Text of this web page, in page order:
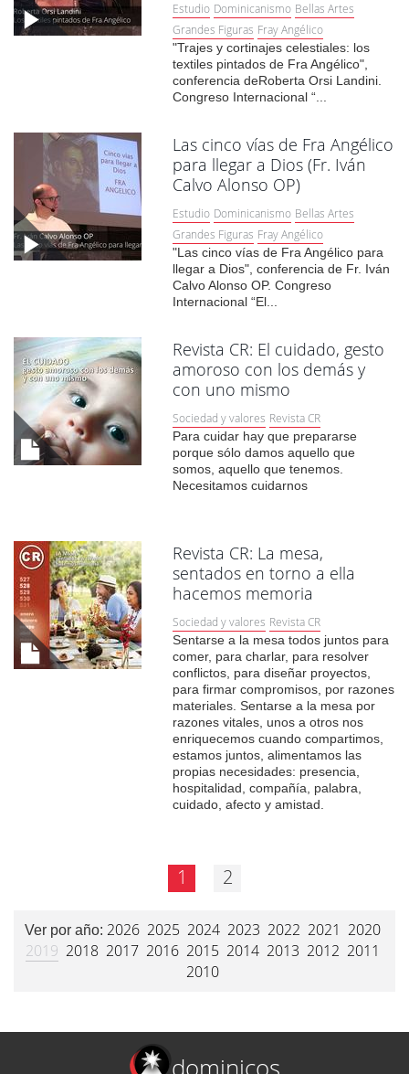
Estudio Dominicanismo Bellas Artes
Grandes Figuras Fray Angélico
"Trajes y cortinajes celestiales: los
textiles pintados de Fra Angélico",
conferencia deRoberta Orsi Landini.
Congreso Internacional “...
Las cinco vías de Fra Angélico
para llegar a Dios (Fr. Iván
Calvo Alonso OP)
Estudio Dominicanismo Bellas Artes
Grandes Figuras Fray Angélico
"Las cinco vías de Fra Angélico para
llegar a Dios", conferencia de Fr. Iván
Calvo Alonso OP. Congreso
Internacional “El...
Revista CR: El cuidado, gesto
amoroso con los demás y
con uno mismo
Sociedad y valores Revista CR
Para cuidar hay que prepararse
porque sólo damos aquello que
somos, aquello que tenemos.
Necesitamos cuidarnos
Revista CR: La mesa,
sentados en torno a ella
hacemos memoria
Sociedad y valores Revista CR
Sentarse a la mesa todos juntos para
comer, para charlar, para resolver
conflictos, para diseñar proyectos,
para firmar compromisos, por razones
materiales. Sentarse a la mesa por
razones vitales, unos a otros nos
enriquecemos cuando compartimos,
estamos juntos, alimentamos las
propias necesidades: presencia,
hospitalidad, compañía, palabra,
cuidado, afecto y amistad.
1 2
Ver por año: 2026 2025 2024 2023 2022 2021 2020
2019 2018 2017 2016 2015 2014 2013 2012 2011
2010